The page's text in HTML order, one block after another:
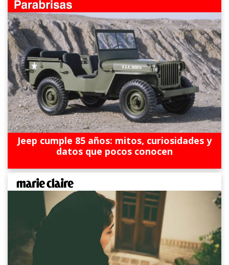
Jeep cumple 85 años: mitos, curiosidades y
datos que pocos conocen